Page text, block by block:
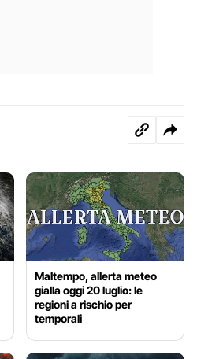
Maltempo, allerta meteo
gialla oggi 20 luglio: le
regioni a rischio per
temporali